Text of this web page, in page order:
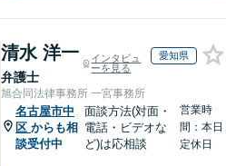
清水 洋一
弁護士
インタビュ
ーを見る
愛知県
旭合同法律事務所 一宮事務所
名古屋市中
区 からも相
談受付中
面談方法(対面・
電話・ビデオな
ど)は応相談
営業時
間：本日
定休日